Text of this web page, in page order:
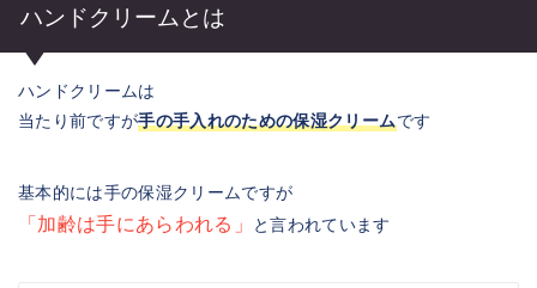
ハンドクリームとは
ハンドクリームは
当たり前ですが手の手入れのための保湿クリームです
基本的には手の保湿クリームですが
「加齢は手にあらわれる」 と言われています